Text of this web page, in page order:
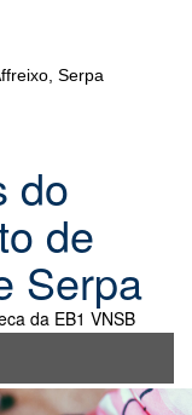
Serpa
do
de
Serpa
da EB1 VNSB